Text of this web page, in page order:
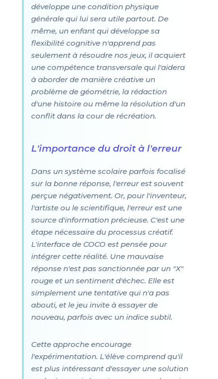
développe une condition physique
générale qui lui sera utile partout. De
même, un enfant qui développe sa
flexibilité cognitive n'apprend pas
seulement à résoudre nos jeux, il acquiert
une compétence transversale qui l'aidera
à aborder de manière créative un
problème de géométrie, la rédaction
d'une histoire ou même la résolution d'un
conflit dans la cour de récréation.
L'importance du droit à l'erreur
Dans un système scolaire parfois focalisé
sur la bonne réponse, l'erreur est souvent
perçue négativement. Or, pour l'inventeur,
l'artiste ou le scientifique, l'erreur est une
source d'information précieuse. C'est une
étape nécessaire du processus créatif.
L'interface de COCO est pensée pour
intégrer cette réalité. Une mauvaise
réponse n'est pas sanctionnée par un "X"
rouge et un sentiment d'échec. Elle est
simplement une tentative qui n'a pas
abouti, et le jeu invite à essayer de
nouveau, parfois avec un indice subtil.
Cette approche encourage
l'expérimentation. L'élève comprend qu'il
est plus intéressant d'essayer une solution